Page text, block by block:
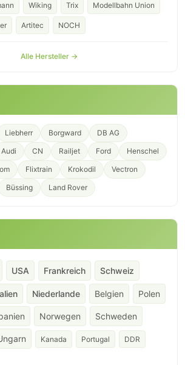
Wiking Trix Modellbahn Union
Artitec NOCH
Alle Hersteller →
Liebherr Borgward
DB AG
Audi CN Railjet Ford
Henschel
Flixtrain Krokodil
Vectron
Büssing Land Rover
USA Frankreich Schweiz
Niederlande Belgien Polen
Norwegen Schweden
Kanada Portugal DDR